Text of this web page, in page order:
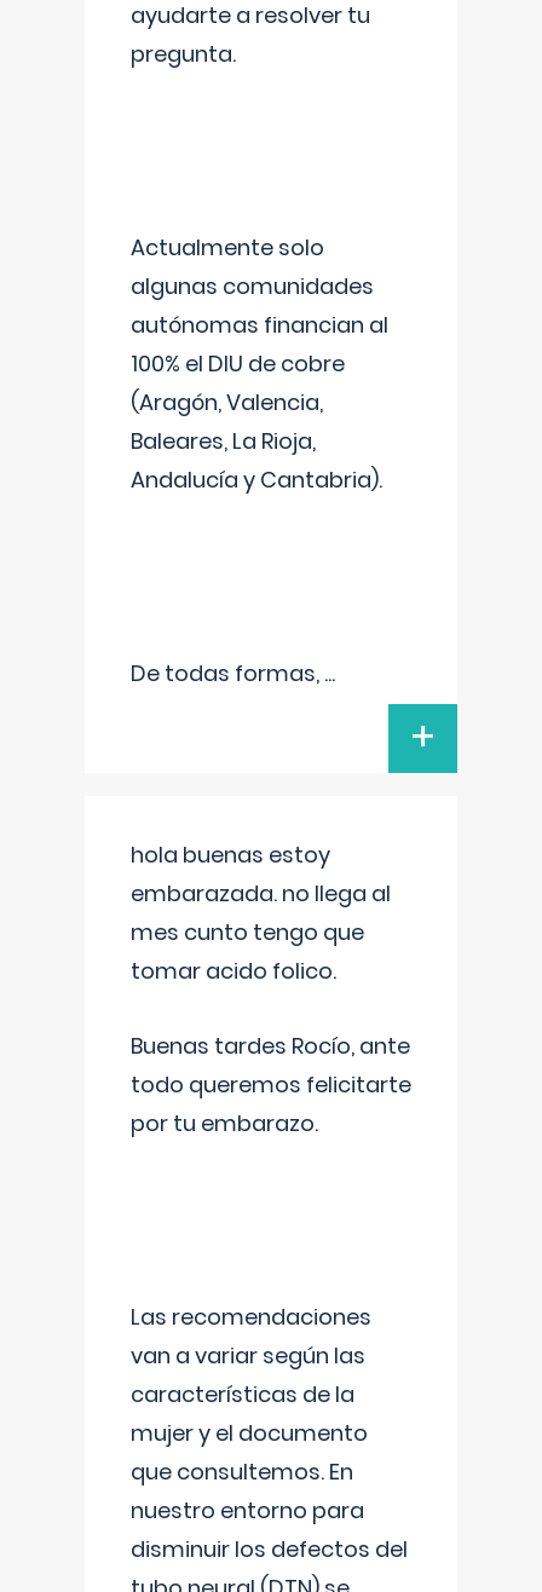
ayudarte a resolver tu
pregunta.
Actualmente solo
algunas comunidades
autónomas financian al
100% el DIU de cobre
(Aragón, Valencia,
Baleares, La Rioja,
Andalucía y Cantabria).
De todas formas, ...
+
hola buenas estoy
embarazada. no llega al
mes cunto tengo que
tomar acido folico.
Buenas tardes Rocío, ante
todo queremos felicitarte
por tu embarazo.
Las recomendaciones
van a variar según las
características de la
mujer y el documento
que consultemos. En
nuestro entorno para
disminuir los defectos del